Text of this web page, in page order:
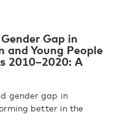
Gap in
and Young People
2010–2020: A
gender gap in
better in the